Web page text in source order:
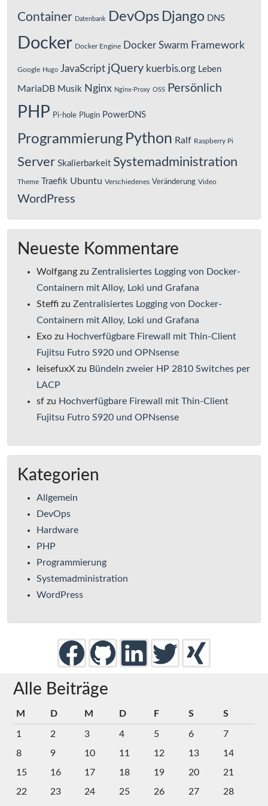
Container Datenbank DevOps Django DNS
Docker Docker Engine Docker Swarm Framework
Google Hugo JavaScript jQuery kuerbis.org Leben
MariaDB Musik Nginx Nginx-Proxy OSS Persönlich
PHP Pi-hole Plugin PowerDNS
Programmierung Python Ralf Raspberry Pi
Server Skalierbarkeit Systemadministration
Theme Traefik Ubuntu Verschiedenes Veränderung Video
WordPress
Neueste Kommentare
Wolfgang zu Zentralisiertes Logging von Docker-
Containern mit Alloy, Loki und Grafana
Steffi zu Zentralisiertes Logging von Docker-
Containern mit Alloy, Loki und Grafana
Exo zu Hochverfügbare Firewall mit Thin-Client
Fujitsu Futro S920 und OPNsense
leisefuxX zu Bündeln zweier HP 2810 Switches per
LACP
sf zu Hochverfügbare Firewall mit Thin-Client
Fujitsu Futro S920 und OPNsense
Kategorien
Allgemein
DevOps
Hardware
PHP
Programmierung
Systemadministration
WordPress
Alle Beiträge
M D M D F S S
1 2 3 4 5 6
7
8
9 10 11 12 13
14
15
16 17 18 19 20
21
22
23 24 25 26 27 28